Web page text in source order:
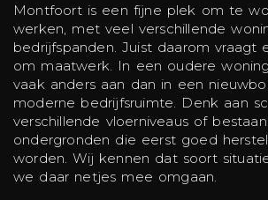
Montfoort is een fijne plek om te
werken, met veel verschillende
bedrijfspanden. Juist daarom vraagt
om maatwerk. In een oudere
vaak anders aan dan in een
moderne bedrijfsruimte. Denk aan
verschillende vloerniveaus of
ondergronden die eerst goed
worden. Wij kennen dat soort
we daar netjes mee omgaan.